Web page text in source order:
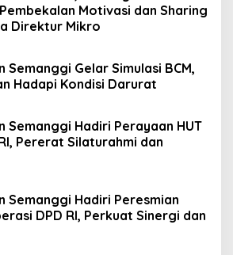
Motivasi dan Sharing
Direktur Mikro
Semanggi Gelar Simulasi BCM,
Hadapi Kondisi Darurat
Semanggi Hadiri Perayaan HUT
Pererat Silaturahmi dan
Semanggi Hadiri Peresmian
DPD RI, Perkuat Sinergi dan